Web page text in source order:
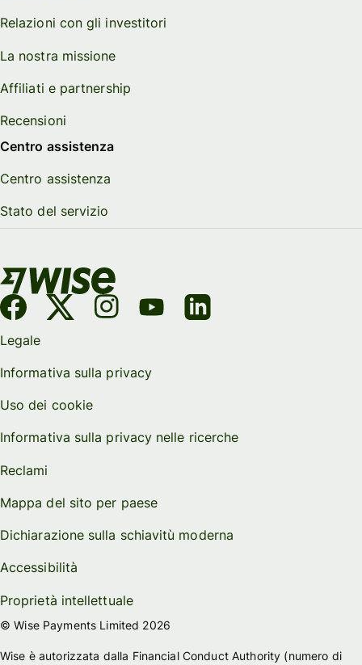
Relazioni con gli investitori
La nostra missione
Affiliati e partnership
Recensioni
Centro assistenza
Centro assistenza
Stato del servizio
Legale
Informativa sulla privacy
Uso dei cookie
Informativa sulla privacy nelle ricerche
Reclami
Mappa del sito per paese
Dichiarazione sulla schiavitù moderna
Accessibilità
Proprietà intellettuale
© Wise Payments Limited 2026
Wise è autorizzata dalla Financial Conduct Authority (numero di